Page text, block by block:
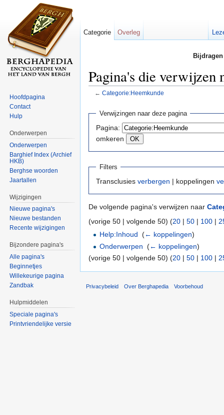
Pagina's die verwijzen
← Categorie:Heemkunde
Verwijzingen naar deze pagina
Pagina:
omkeren
Filters
Transclusies verbergen | koppelingen
De volgende pagina's verwijzen naar
(vorige 50 | volgende 50) (20 | 50 | 100 |
Help:Inhoud ‎(← koppelingen)
Onderwerpen ‎(← koppelingen)
(vorige 50 | volgende 50) (20 | 50 | 100 |
Categorie Overleg
Hoofdpagina
Contact
Hulp
Onderwerpen
Onderwerpen
Barghief Index (Archief
HKB)
Berghse woorden
Jaartallen
Wijzigingen
Nieuwe pagina's
Nieuwe bestanden
Recente wijzigingen
Bijzondere pagina's
Alle pagina's
Beginnetjes
Willekeurige pagina
Zandbak
Hulpmiddelen
Speciale pagina's
Printvriendelijke versie
Privacybeleid Over Berghapedia Voorbehoud